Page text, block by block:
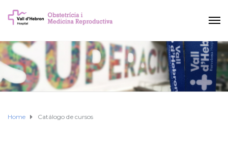
Home Catálogo de cursos